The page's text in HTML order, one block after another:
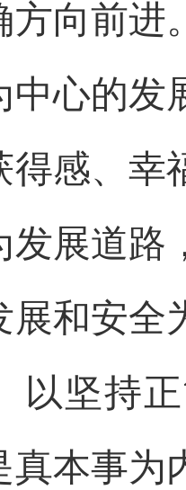
方向前进
中心的发
得感、幸
发展道路
展和安全
以坚持
真本事为